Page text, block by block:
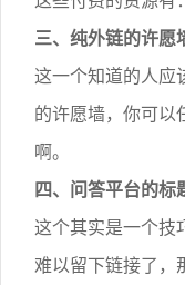
三、纯外链的许愿
这一个知道的人应
的许愿墙，你可以
啊。
四、问答平台的标
这个其实是一个技
难以留下链接了，